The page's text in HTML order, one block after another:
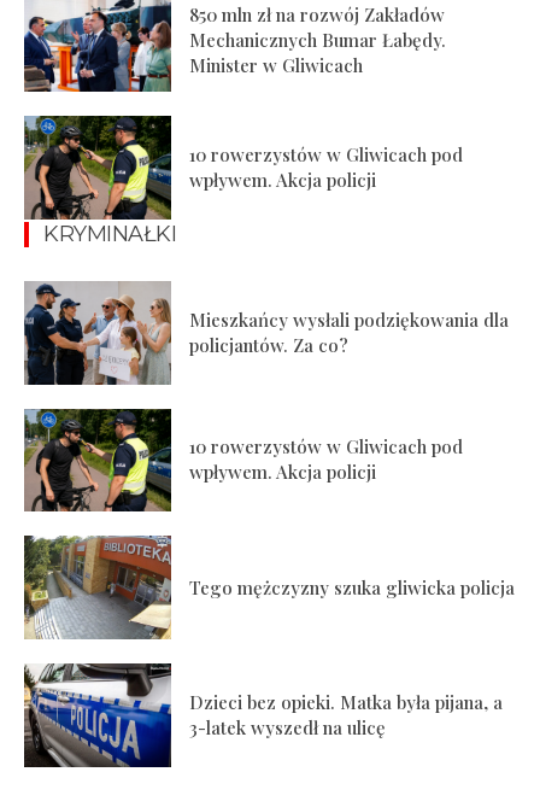
850 mln zł na rozwój Zakładów
Mechanicznych Bumar Łabędy.
Minister w Gliwicach
10 rowerzystów w Gliwicach pod
wpływem. Akcja policji
KRYMINAŁKI
Mieszkańcy wysłali podziękowania dla
policjantów. Za co?
10 rowerzystów w Gliwicach pod
wpływem. Akcja policji
Tego mężczyzny szuka gliwicka policja
Dzieci bez opieki. Matka była pijana, a
3-latek wyszedł na ulicę